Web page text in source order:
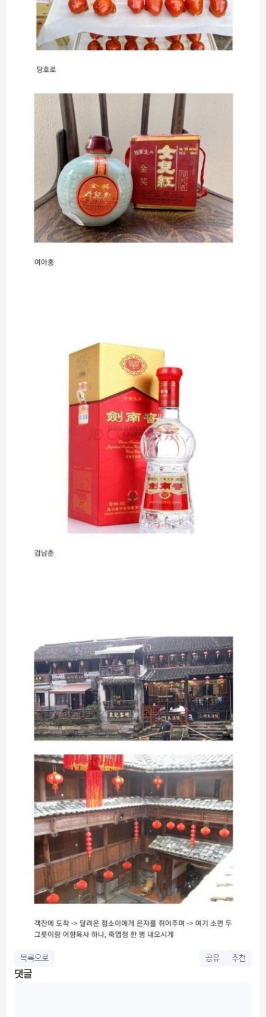
목록으로 공유 추천
댓글